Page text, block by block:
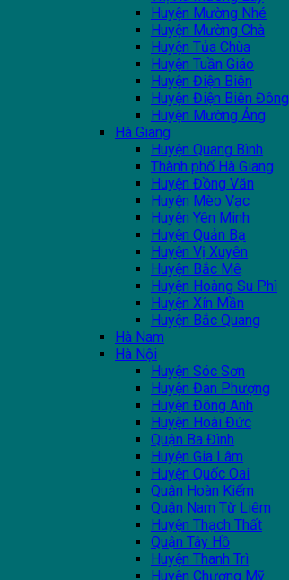
Huyện Mường Nhé
Huyện Mường Chà
Huyện Tủa Chùa
Huyện Tuần Giáo
Huyện Điện Biên
Huyện Điện Biên Đông
Huyện Mường Ảng
Hà Giang
Huyện Quang Bình
Thành phố Hà Giang
Huyện Đồng Văn
Huyện Mèo Vạc
Huyện Yên Minh
Huyện Quản Bạ
Huyện Vị Xuyên
Huyện Bắc Mê
Huyện Hoàng Su Phì
Huyện Xín Mần
Huyện Bắc Quang
Hà Nam
Hà Nội
Huyện Sóc Sơn
Huyện Đan Phượng
Huyện Đông Anh
Huyện Hoài Đức
Quận Ba Đình
Huyện Gia Lâm
Huyện Quốc Oai
Quận Hoàn Kiếm
Quận Nam Từ Liêm
Huyện Thạch Thất
Quận Tây Hồ
Huyện Thanh Trì
Huyện Chương Mỹ